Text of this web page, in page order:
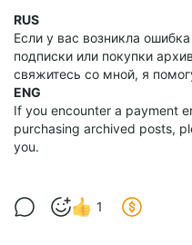
RUS
Если у вас возникла
подписки или покупки
свяжитесь со мной, я
ENG
If you encounter a payment
purchasing archived posts,
you.
1